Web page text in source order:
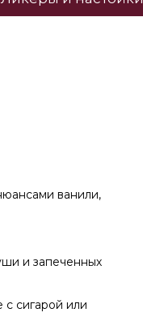
ванили,
и запеченных
сигарой или